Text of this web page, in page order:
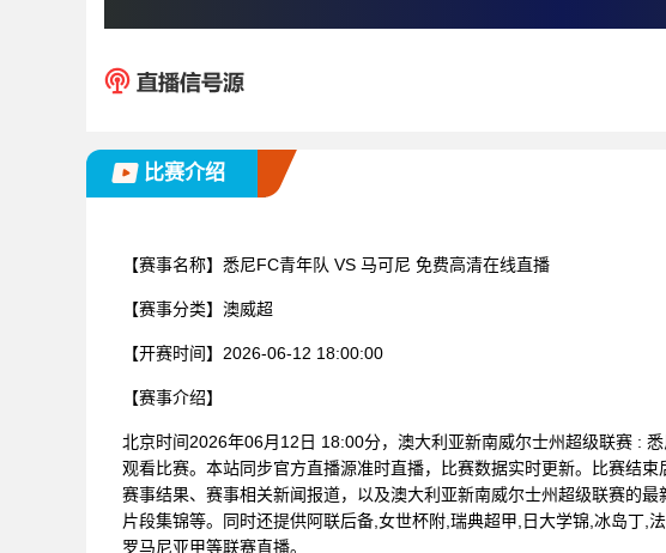
比赛介绍
【赛事名称】 悉尼FC青年队 VS 马可尼 免费高清在线直播
【赛事分类】 澳威超
【开赛时间】 2026-06-12 18:00:00
【赛事介绍】
北京时间2026年06月12日 18:00分，澳大利亚新南威尔士州超级联赛 :
观看比赛。本站同步官方直播源准时直播，比赛数据实时更新。比赛结束
赛事结果、赛事相关新闻报道，以及澳大利亚新南威尔士州超级联赛的
片段集锦等。同时还提供阿联后备,女世杯附,瑞典超甲,日大学锦,冰岛丁,
罗马尼亚甲等联赛直播。